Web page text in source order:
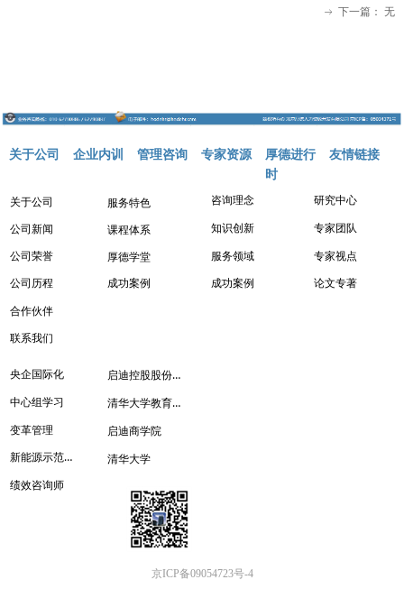
ꁹ 下一篇： 无
关于公司 企业内训 管理咨询 专家资源
厚德进行
时
友情链接
关于公司
公司新闻
公司荣誉
公司历程
合作伙伴
联系我们
服务特色
课程体系
厚德学堂
成功案例
咨询理念
知识创新
服务领域
成功案例
研究中心
专家团队
专家视点
论文专著
央企国际化
中心组学习
变革管理
新能源示范城市
绩效咨询师
启迪控股股份有限公司
清华大学教育培训管理处
启迪商学院
清华大学
京ICP备09054723号-4